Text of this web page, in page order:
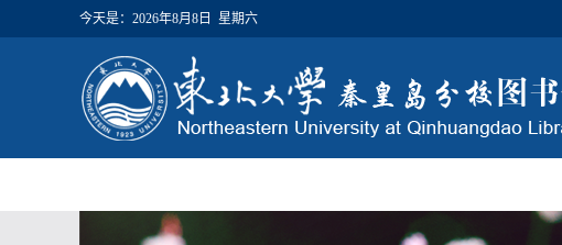
今天是： 2026年8月8日 星期六